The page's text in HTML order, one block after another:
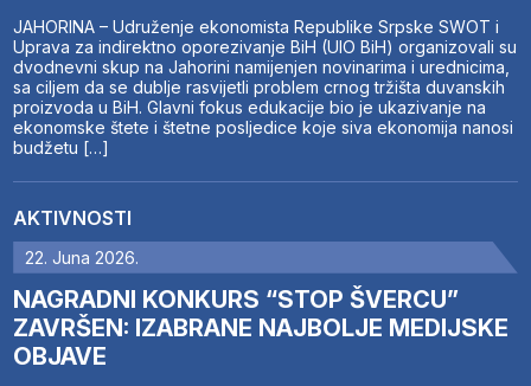
JAHORINA – Udruženje ekonomista Republike Srpske SWOT i
Uprava za indirektno oporezivanje BiH (UIO BiH) organizovali su
dvodnevni skup na Jahorini namijenjen novinarima i urednicima,
sa ciljem da se dublje rasvijetli problem crnog tržišta duvanskih
proizvoda u BiH. Glavni fokus edukacije bio je ukazivanje na
ekonomske štete i štetne posljedice koje siva ekonomija nanosi
budžetu […]
AKTIVNOSTI
22. Juna 2026.
NAGRADNI KONKURS “STOP ŠVERCU”
ZAVRŠEN: IZABRANE NAJBOLJE MEDIJSKE
OBJAVE